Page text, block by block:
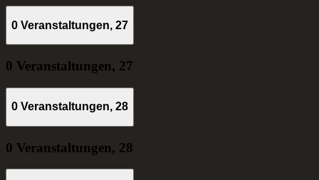
0 Veranstaltungen, 27
0 Veranstaltungen, 27
0 Veranstaltungen, 28
0 Veranstaltungen, 28